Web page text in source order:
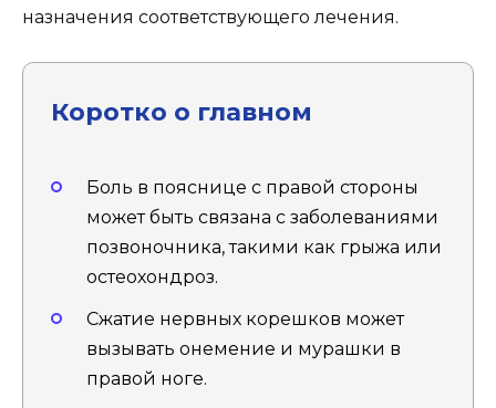
назначения соответствующего лечения.
Коротко о главном
Боль в пояснице с правой стороны
может быть связана с заболеваниями
позвоночника, такими как грыжа или
остеохондроз.
Сжатие нервных корешков может
вызывать онемение и мурашки в
правой ноге.